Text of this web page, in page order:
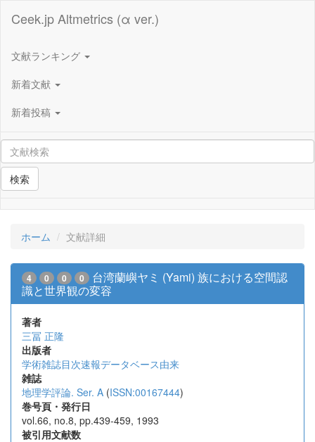
Ceek.jp Altmetrics (α ver.)
文献ランキング
新着文献
新着投稿
検索
ホーム 文献詳細
4 0 0 0
台湾蘭嶼ヤミ (Yami) 族における空間認
識と世界観の変容
著者
三冨 正隆
出版者
学術雑誌目次速報データベース由来
雑誌
地理学評論. Ser. A (ISSN:00167444)
巻号頁・発行日
vol.66, no.8, pp.439-459, 1993
被引用文献数